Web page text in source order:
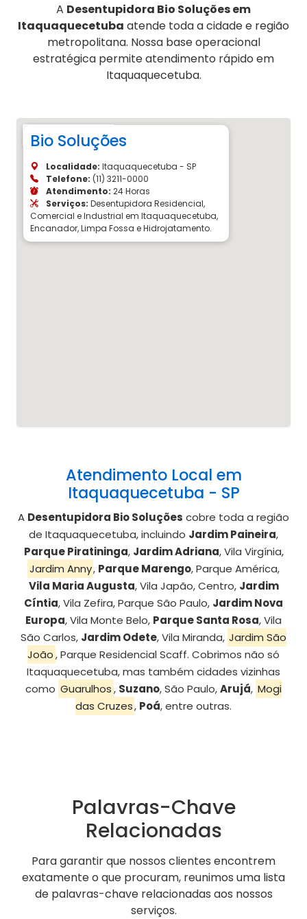
A Desentupidora Bio Soluções em
Itaquaquecetuba atende toda a cidade e região
metropolitana. Nossa base operacional
estratégica permite atendimento rápido em
Itaquaquecetuba.
Bio Soluções
Localidade: Itaquaquecetuba - SP
Telefone: (11) 3211-0000
Atendimento: 24 Horas
Serviços: Desentupidora Residencial,
Comercial e Industrial em Itaquaquecetuba,
Encanador, Limpa Fossa e Hidrojatamento.
Atendimento Local em
Itaquaquecetuba - SP
A Desentupidora Bio Soluções cobre toda a região
de Itaquaquecetuba, incluindo Jardim Paineira,
Parque Piratininga, Jardim Adriana, Vila Virgínia,
Jardim Anny, Parque Marengo, Parque América,
Vila Maria Augusta, Vila Japão, Centro, Jardim
Cíntia, Vila Zefira, Parque São Paulo, Jardim Nova
Europa, Vila Monte Belo, Parque Santa Rosa, Vila
São Carlos, Jardim Odete, Vila Miranda, Jardim São
João, Parque Residencial Scaff. Cobrimos não só
Itaquaquecetuba, mas também cidades vizinhas
como Guarulhos, Suzano, São Paulo,Arujá, Mogi
das Cruzes, Poá, entre outras.
Palavras-Chave
Relacionadas
Para garantir que nossos clientes encontrem
exatamente o que procuram, reunimos uma lista
de palavras-chave relacionadas aos nossos
serviços.